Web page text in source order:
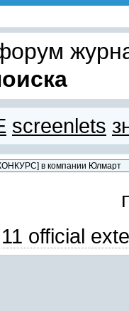
screenlets
11 official